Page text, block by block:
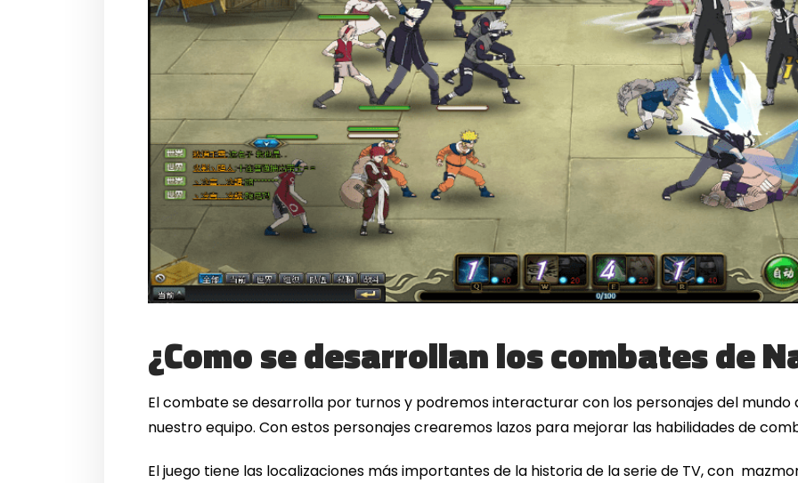
¿Como se desarrollan los combates de
El combate se desarrolla por turnos y podremos interacturar con los personajes del mundo
nuestro equipo. Con estos personajes crearemos lazos para mejorar las habilidades de
El juego tiene las localizaciones más importantes de la historia de la serie de TV, con